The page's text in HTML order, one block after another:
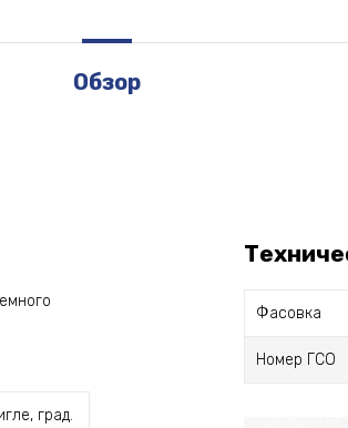
Обзор
град.
Фасовка
Номер ГСО